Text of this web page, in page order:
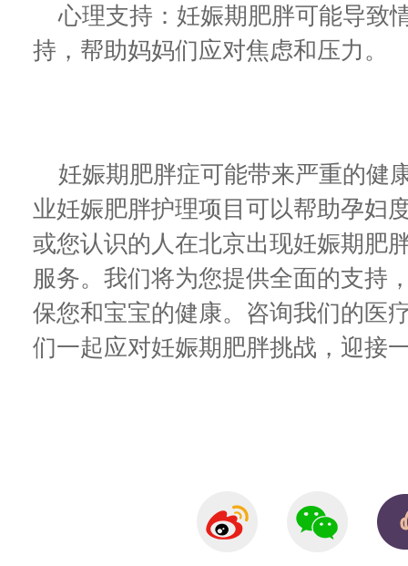
心理支持：妊娠期肥胖可能导致
持，帮助妈妈们应对焦虑和压力。
妊娠期肥胖症可能带来严重的健
业妊娠肥胖护理项目可以帮助孕妇
或您认识的人在北京出现妊娠期肥
服务。我们将为您提供全面的支持
保您和宝宝的健康。咨询我们的医
们一起应对妊娠期肥胖挑战，迎接